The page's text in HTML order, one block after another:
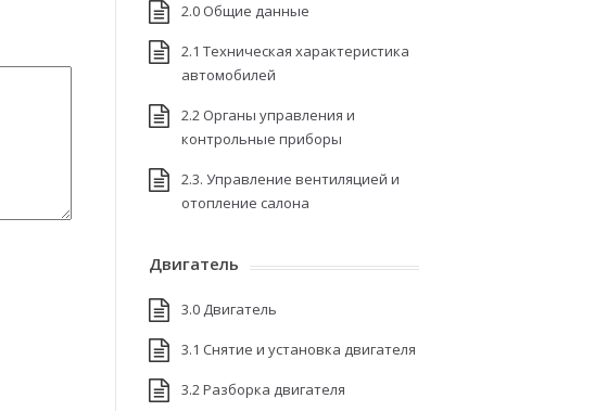
2.0 Общие данные
2.1 Техническая характеристика
автомобилей
2.2 Органы управления и
контрольные приборы
2.3. Управление вентиляцией и
отопление салона
Двигатель
3.0 Двигатель
3.1 Снятие и установка двигателя
3.2 Разборка двигателя